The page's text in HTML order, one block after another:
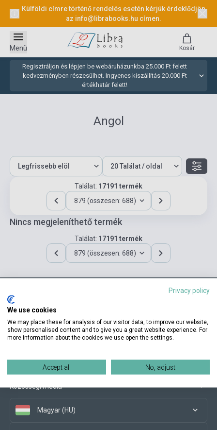
Külföldi címre történő rendelés esetén kérjük érdeklődjön
az info@librabooks.hu címen.
Regisztráljon és lépjen be webáruházunkba 25.000 Ft felett
kedvezményben részesülhet. Ingyenes kiszállítás 20.000 Ft
értékhatár felett!
Menü Kosár
Angol
Találat: 17191 termék
879 (összesen: 688)
Nincs megjeleníthető termék
Találat: 17191 termék
879 (összesen: 688)
Elérhetőségeink
Közösségi média
Magyar (HU)
Privacy policy
We use cookies
We may place these for analysis of our visitor data, to improve our website,
show personalised content and to give you a great website experience. For
more information about the cookies we use open the settings.
Accept all No, adjust